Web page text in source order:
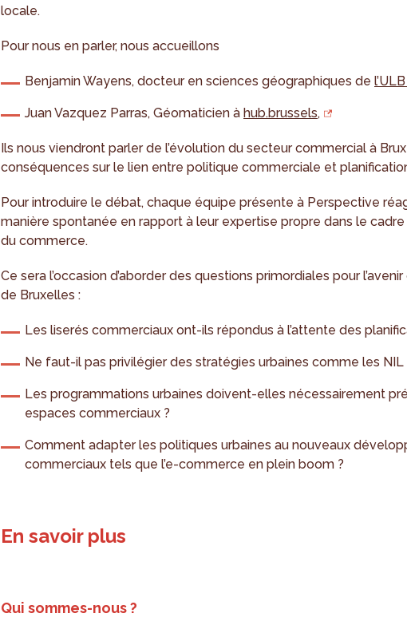
locale.
Pour nous en parler, nous accueillons
Benjamin Wayens, docteur en sciences géographiques de
Juan Vazquez Parras, Géomaticien àhub.brussels,
Ils nous viendront parler de l’évolution du secteur commercial à
conséquences sur le lien entre politique commerciale et
Pour introduire le débat, chaque équipe présente à Perspective
manière spontanée en rapport à leur expertise propre dans le
du commerce.
Ce sera l’occasion d’aborder des questions primordiales pour
de Bruxelles :
Les liserés commerciaux ont-ils répondus à l’attente des
Ne faut-il pas privilégier des stratégies urbaines comme les NIL
Les programmations urbaines doivent-elles nécessairement
espaces commerciaux ?
Comment adapter les politiques urbaines au nouveaux
commerciaux tels que l’e-commerce en plein boom ?
En savoir plus
Qui sommes-nous ?